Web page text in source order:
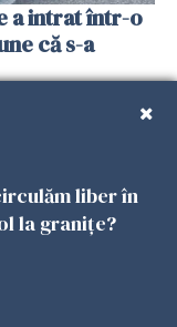
a intrat într-o
că s-a
liber în
la granițe?